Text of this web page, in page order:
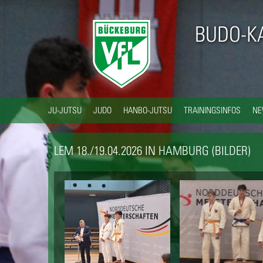
BUDO-
JU-JUTSU JUDO HANBO-JUTSU TRAININGSINFOS
LEM 18./19.04.2026 IN HAMBURG (BILDER)